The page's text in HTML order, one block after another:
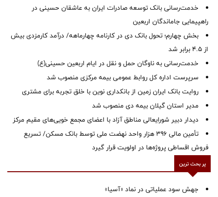
خدمت‌رسانی بانک توسعه صادرات ایران به عاشقان حسینی در
راهپیمایی جاماندگان اربعین
بخش چهارم؛ تحول بانک دی در کارنامه چهارماهه/ درآمد کارمزدی بیش
از ۴.۵ برابر شد
خدمت‌رسانی به ناوگان حمل و نقل در ایام اربعین حسینی(ع)
سرپرست اداره کل روابط عمومی بیمه مرکزی منصوب شد
روایت بانک ایران زمین از بانکداری نوین با خلق تجربه برای مشتری
‌مدیر استان گیلان بیمه دی منصوب شد
دیدار دبیر شورایعالی مناطق آزاد با اعضای مجمع خویی‌های مقیم مرکز
تأمین مالی ۳۹۶ هزار واحد نهضت ملی توسط بانک مسکن/ تسریع
فروش اقساطی پروژه‌ها در اولویت قرار گیرد
پر بحث ترین
جهش سود عملیاتی در نماد «آسیا»